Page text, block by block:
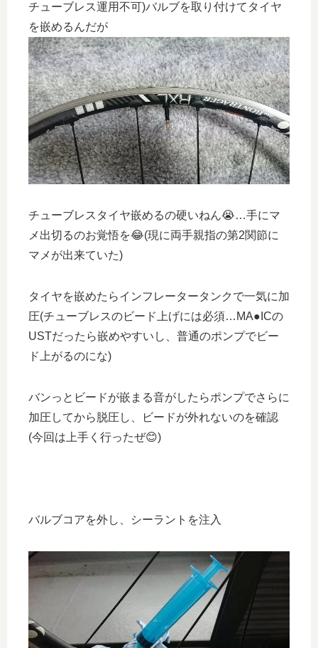
チューブレス運用不可)バルブを取り付けてタイヤ
を嵌めるんだが
チューブレスタイヤ嵌めるの硬いねん😭…手にマ
メ出切るのお覚悟を😂(現に両手親指の第2関節に
マメが出来ていた)
タイヤを嵌めたらインフレータータンクで一気に加
圧(チューブレスのビード上げには必須…MA●ICの
USTだったら嵌めやすいし、普通のポンプでビー
ド上がるのにな)
バンっとビードが嵌まる音がしたらポンプでさらに
加圧してから脱圧し、ビードが外れないのを確認
(今回は上手く行ったぜ😊)
バルブコアを外し、シーラントを注入